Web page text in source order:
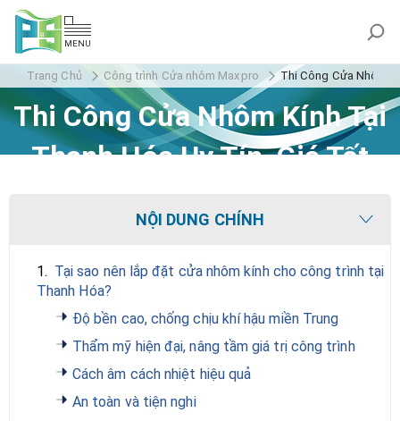
MENU
Trang Chủ Công trình Cửa nhôm Maxpro Thi Công Cửa Nhôm
Thi Công Cửa Nhôm Kính Tại
Thanh Hóa Uy Tín, Giá Tốt
NỘI DUNG CHÍNH
1. Tại sao nên lắp đặt cửa nhôm kính cho công trình tại
Thanh Hóa?
Độ bền cao, chống chịu khí hậu miền Trung
Thẩm mỹ hiện đại, nâng tầm giá trị công trình
Cách âm cách nhiệt hiệu quả
An toàn và tiện nghi